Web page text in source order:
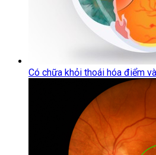
Có chữa khỏi thoái hóa điểm